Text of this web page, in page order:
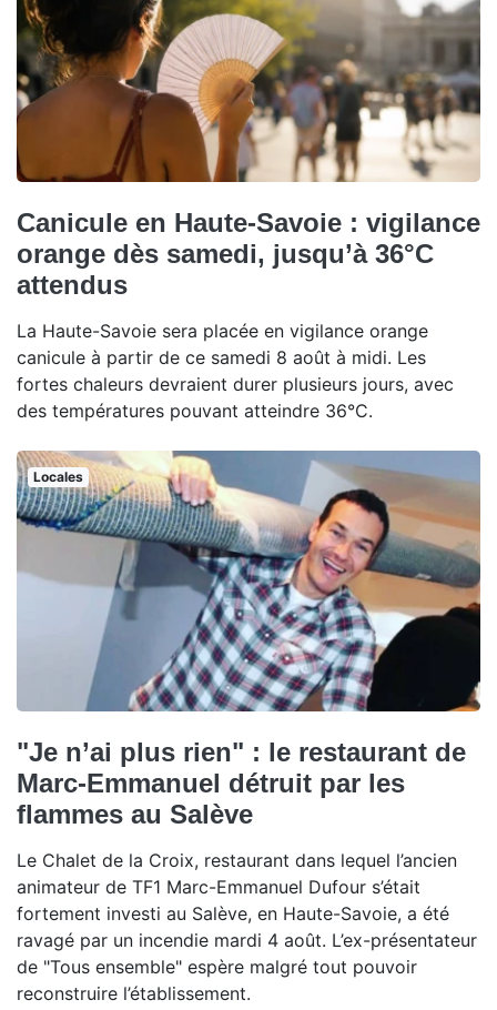
Canicule en Haute-Savoie : vigilance
orange dès samedi, jusqu’à 36°C
attendus
La Haute-Savoie sera placée en vigilance orange
canicule à partir de ce samedi 8 août à midi. Les
fortes chaleurs devraient durer plusieurs jours, avec
des températures pouvant atteindre 36°C.
Locales
"Je n’ai plus rien" : le restaurant de
Marc-Emmanuel détruit par les
flammes au Salève
Le Chalet de la Croix, restaurant dans lequel l’ancien
animateur de TF1 Marc-Emmanuel Dufour s’était
fortement investi au Salève, en Haute-Savoie, a été
ravagé par un incendie mardi 4 août. L’ex-présentateur
de "Tous ensemble" espère malgré tout pouvoir
reconstruire l’établissement.